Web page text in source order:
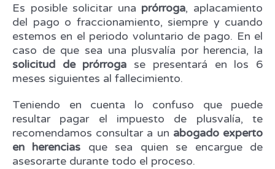
Es posible solicitar una prórroga, aplacamiento
del pago o fraccionamiento, siempre y cuando
estemos en el periodo voluntario de pago. En el
caso de que sea una plusvalía por herencia, la
solicitud de prórroga se presentará en los 6
meses siguientes al fallecimiento.
Teniendo en cuenta lo confuso que puede
resultar pagar el impuesto de plusvalía, te
recomendamos consultar a un abogado experto
en herencias que sea quien se encargue de
asesorarte durante todo el proceso.